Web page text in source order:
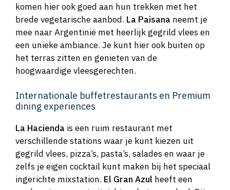
komen hier ook goed aan hun trekken met het
brede vegetarische aanbod. La Paisana neemt je
mee naar Argentinië met heerlijk gegrild vlees en
een unieke ambiance. Je kunt hier ook buiten op
het terras zitten en genieten van de
hoogwaardige vleesgerechten.
Internationale buffetrestaurants en Premium
dining experiences
La Hacienda is een ruim restaurant met
verschillende stations waar je kunt kiezen uit
gegrild vlees, pizza’s, pasta’s, salades en waar je
zelfs je eigen cocktail kunt maken bij het speciaal
ingerichte mixstation. El Gran Azul heeft een